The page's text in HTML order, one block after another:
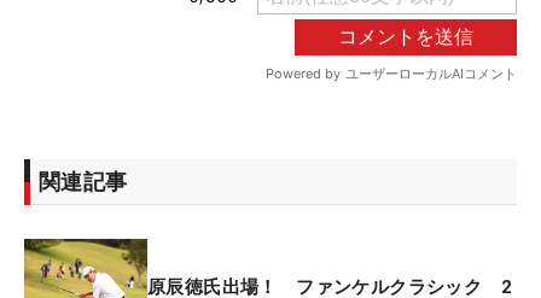
関連記事
原辰徳氏出場！ ファンケルクラシック 2